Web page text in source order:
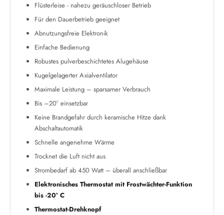
Flüsterleise - nahezu geräuschloser Betrieb
Für den Dauerbetrieb geeignet
Abnutzungsfreie Elektronik
Einfache Bedienung
Robustes pulverbeschichtetes Alugehäuse
Kugelgelagerter Axialventilator
Maximale Leistung – sparsamer Verbrauch
Bis –20° einsetzbar
Keine Brandgefahr durch keramische Hitze dank
Abschaltautomatik
Schnelle angenehme Wärme
Trocknet die Luft nicht aus
Strombedarf ab 450 Watt – überall anschließbar
Elektronisches Thermostat mit Frostwächter-Funktion
bis -20° C
Thermostat-Drehknopf